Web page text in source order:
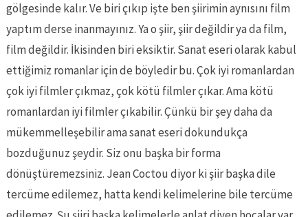
gölgesinde kalır. Ve biri çıkıp işte ben şiirimin aynısını film
yaptım derse inanmayınız. Ya o şiir, şiir değildir ya da film,
film değildir. İkisinden biri eksiktir. Sanat eseri olarak kabul
ettiğimiz romanlar için de böyledir bu. Çok iyi romanlardan
çok iyi filmler çıkmaz, çok kötü filmler çıkar. Ama kötü
romanlardan iyi filmler çıkabilir. Çünkü bir şey daha da
mükemmelleşebilir ama sanat eseri dokundukça
bozduğunuz şeydir. Siz onu başka bir forma
dönüştüremezsiniz. Jean Coctou diyor ki şiir başka dile
tercüme edilemez, hatta kendi kelimelerine bile tercüme